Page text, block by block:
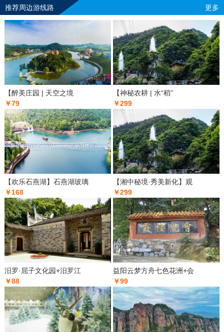
推荐周边游线路 更多
【醉美庄园 | 天空之境
￥79
【神秘农耕 | 水“稻”
￥299
【欢乐石燕湖】石燕湖玻璃
￥168
【湘中秘境·秀美新化】观
￥299
汨罗·屈子文化园+汨罗江
￥88
益阳云梦方舟七色花洲+会
￥99